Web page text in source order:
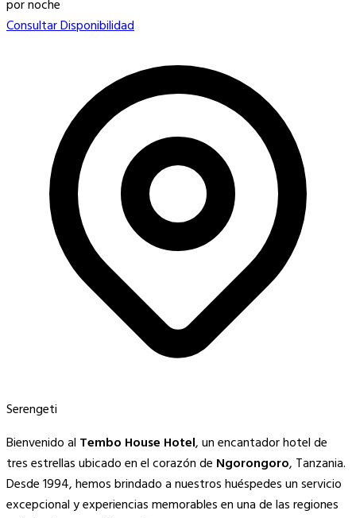
por noche
Consultar Disponibilidad
Serengeti
Bienvenido al Tembo House Hotel, un encantador hotel de
tres estrellas ubicado en el corazón de Ngorongoro, Tanzania.
Desde 1994, hemos brindado a nuestros huéspedes un servicio
excepcional y experiencias memorables en una de las regiones